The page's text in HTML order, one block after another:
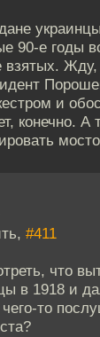
90-е годы
Жду,
и
конечно. А
#411
что
в 1918 и
чего-то